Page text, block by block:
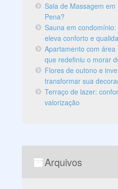
Sala de Massagem
Pena?
Sauna em
eleva conforto e
Apartamento com
que redefiniu o morar
Flores de outono e
transformar sua
Terraço de lazer:
valorização
Arquivos